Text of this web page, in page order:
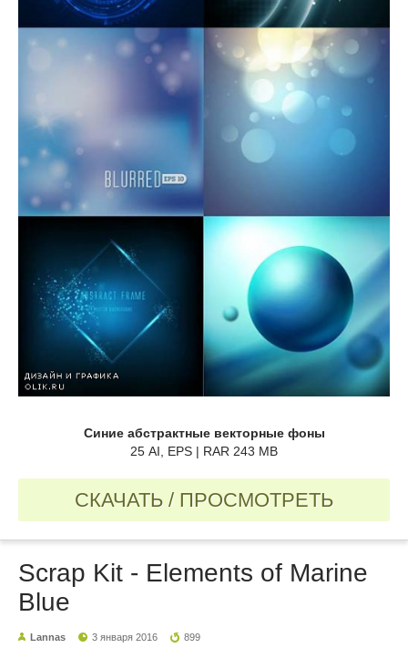
Синие абстрактные векторные фоны
25 AI, EPS | RAR 243 MB
СКАЧАТЬ / ПРОСМОТРЕТЬ
Scrap Kit - Elements of Marine
Blue
Lannas 3 января 2016 899